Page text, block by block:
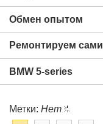
Обмен опытом
Ремонтируем сами
BMW 5-series
Метки: Нет